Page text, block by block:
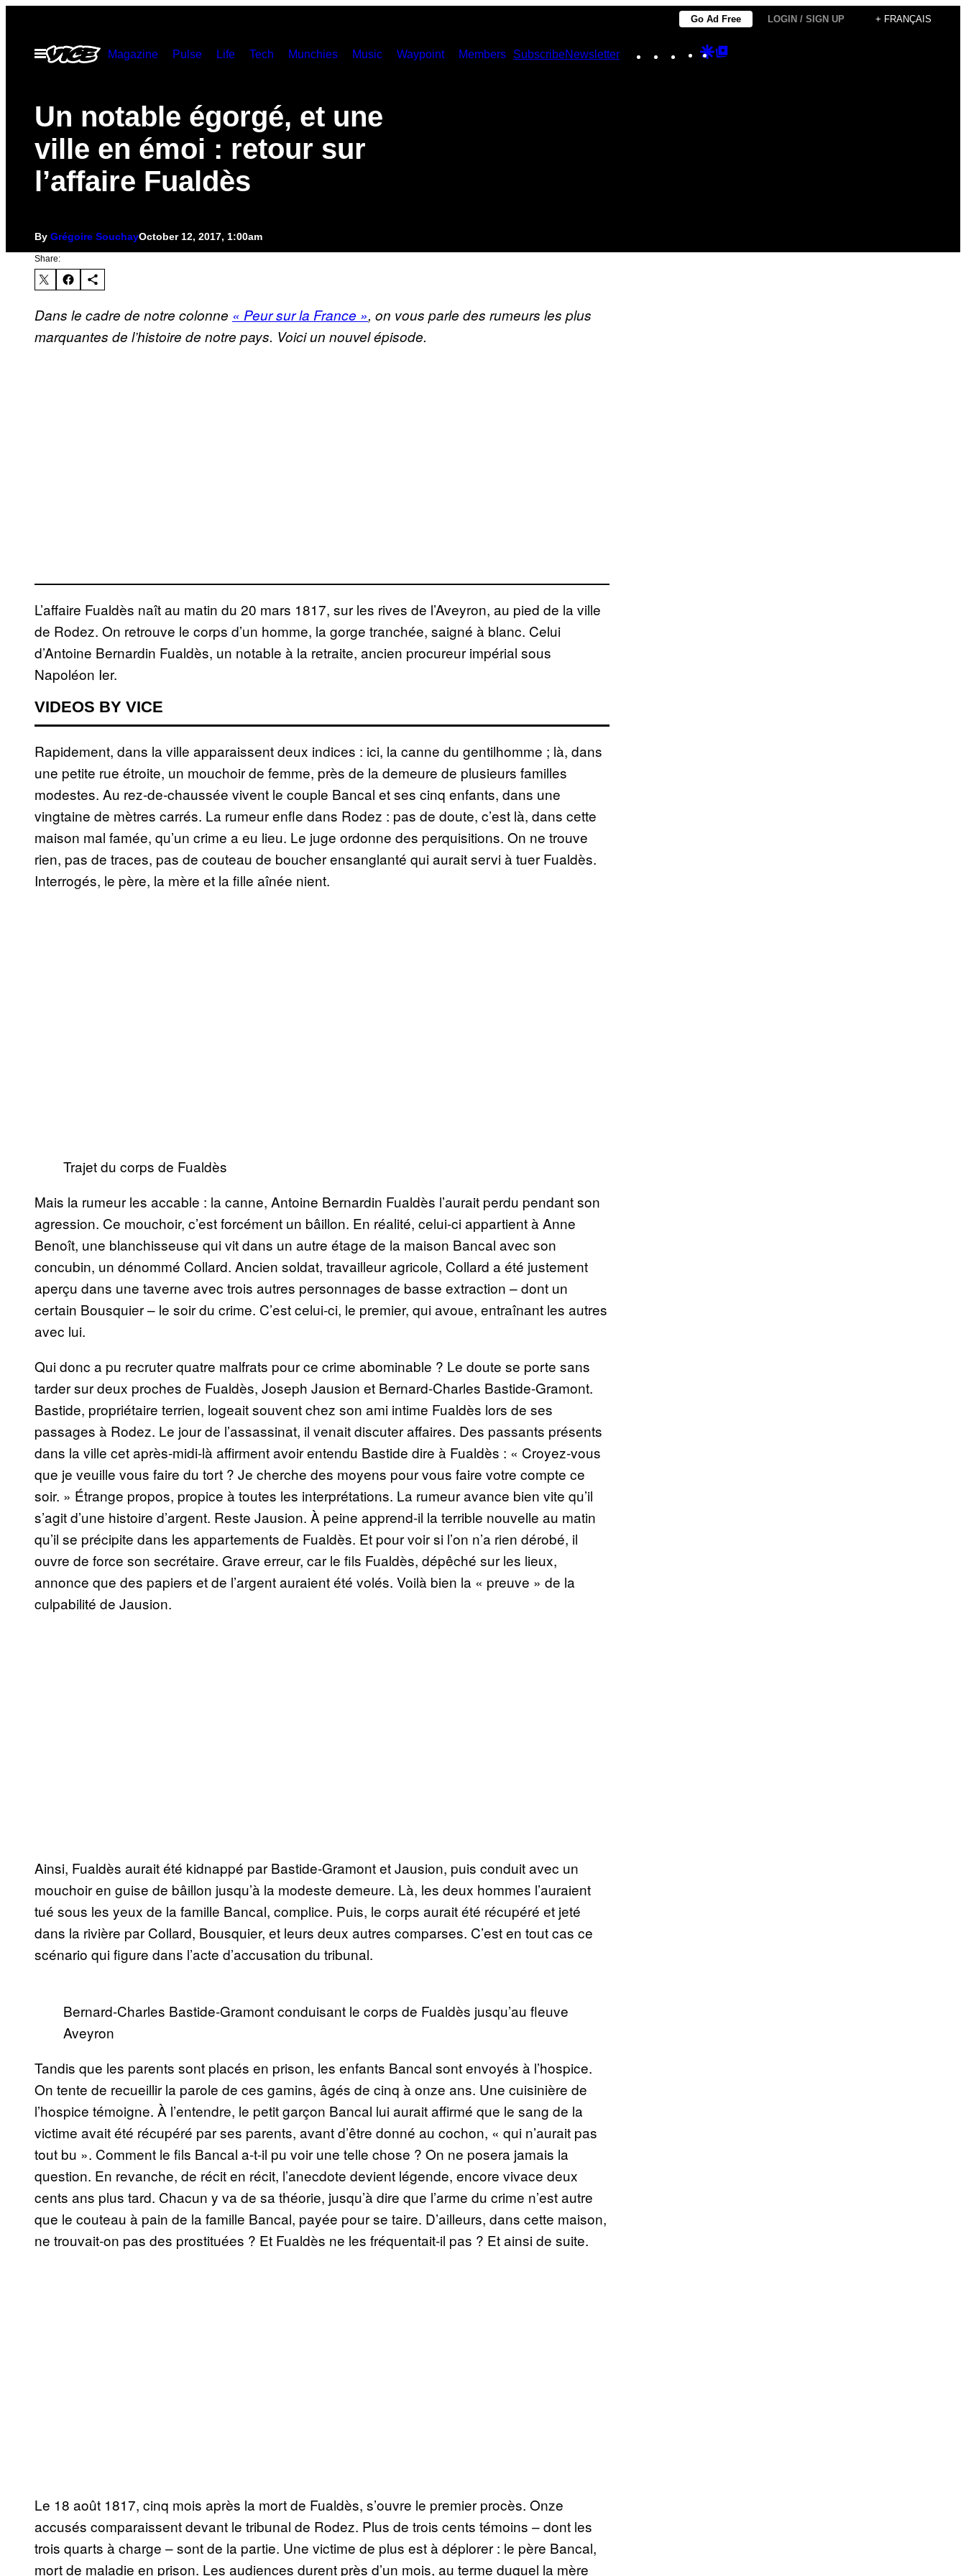
content
Go Ad Free LOGIN / SIGN UP + FRANÇAIS
Open
Menu
Magazine Pulse Life Tech Munchies Music Waypoint Members SubscribeNewsletter Instagram
TikTokYouTube
Google
Un notable égorgé, et une
ville en émoi : retour sur
l’affaire Fualdès
By Grégoire SouchayOctober 12, 2017, 1:00am
Share:
Dans le cadre de notre colonne « Peur sur la France », on vous parle des rumeurs les plus
marquantes de l’histoire de notre pays. Voici un nouvel épisode.
L’affaire Fualdès naît au matin du 20 mars 1817, sur les rives de l’Aveyron, au pied de la ville
de Rodez. On retrouve le corps d’un homme, la gorge tranchée, saigné à blanc. Celui
d’Antoine Bernardin Fualdès, un notable à la retraite, ancien procureur impérial sous
Napoléon Ier.
VIDEOS BY VICE
Rapidement, dans la ville apparaissent deux indices : ici, la canne du gentilhomme ; là, dans
une petite rue étroite, un mouchoir de femme, près de la demeure de plusieurs familles
modestes. Au rez-de-chaussée vivent le couple Bancal et ses cinq enfants, dans une
vingtaine de mètres carrés. La rumeur enfle dans Rodez : pas de doute, c’est là, dans cette
maison mal famée, qu’un crime a eu lieu. Le juge ordonne des perquisitions. On ne trouve
rien, pas de traces, pas de couteau de boucher ensanglanté qui aurait servi à tuer Fualdès.
Interrogés, le père, la mère et la fille aînée nient.
Trajet du corps de Fualdès
Mais la rumeur les accable : la canne, Antoine Bernardin Fualdès l’aurait perdu pendant son
agression. Ce mouchoir, c’est forcément un bâillon. En réalité, celui-ci appartient à Anne
Benoît, une blanchisseuse qui vit dans un autre étage de la maison Bancal avec son
concubin, un dénommé Collard. Ancien soldat, travailleur agricole, Collard a été justement
aperçu dans une taverne avec trois autres personnages de basse extraction – dont un
certain Bousquier – le soir du crime. C’est celui-ci, le premier, qui avoue, entraînant les autres
avec lui.
Qui donc a pu recruter quatre malfrats pour ce crime abominable ? Le doute se porte sans
tarder sur deux proches de Fualdès, Joseph Jausion et Bernard-Charles Bastide-Gramont.
Bastide, propriétaire terrien, logeait souvent chez son ami intime Fualdès lors de ses
passages à Rodez. Le jour de l’assassinat, il venait discuter affaires. Des passants présents
dans la ville cet après-midi-là affirment avoir entendu Bastide dire à Fualdès : « Croyez-vous
que je veuille vous faire du tort ? Je cherche des moyens pour vous faire votre compte ce
soir. » Étrange propos, propice à toutes les interprétations. La rumeur avance bien vite qu’il
s’agit d’une histoire d’argent. Reste Jausion. À peine apprend-il la terrible nouvelle au matin
qu’il se précipite dans les appartements de Fualdès. Et pour voir si l’on n’a rien dérobé, il
ouvre de force son secrétaire. Grave erreur, car le fils Fualdès, dépêché sur les lieux,
annonce que des papiers et de l’argent auraient été volés. Voilà bien la « preuve » de la
culpabilité de Jausion.
Ainsi, Fualdès aurait été kidnappé par Bastide-Gramont et Jausion, puis conduit avec un
mouchoir en guise de bâillon jusqu’à la modeste demeure. Là, les deux hommes l’auraient
tué sous les yeux de la famille Bancal, complice. Puis, le corps aurait été récupéré et jeté
dans la rivière par Collard, Bousquier, et leurs deux autres comparses. C’est en tout cas ce
scénario qui figure dans l’acte d’accusation du tribunal.
Bernard-Charles Bastide-Gramont conduisant le corps de Fualdès jusqu’au fleuve
Aveyron
Tandis que les parents sont placés en prison, les enfants Bancal sont envoyés à l’hospice.
On tente de recueillir la parole de ces gamins, âgés de cinq à onze ans. Une cuisinière de
l’hospice témoigne. À l’entendre, le petit garçon Bancal lui aurait affirmé que le sang de la
victime avait été récupéré par ses parents, avant d’être donné au cochon, « qui n’aurait pas
tout bu ». Comment le fils Bancal a-t-il pu voir une telle chose ? On ne posera jamais la
question. En revanche, de récit en récit, l’anecdote devient légende, encore vivace deux
cents ans plus tard. Chacun y va de sa théorie, jusqu’à dire que l’arme du crime n’est autre
que le couteau à pain de la famille Bancal, payée pour se taire. D’ailleurs, dans cette maison,
ne trouvait-on pas des prostituées ? Et Fualdès ne les fréquentait-il pas ? Et ainsi de suite.
Le 18 août 1817, cinq mois après la mort de Fualdès, s’ouvre le premier procès. Onze
accusés comparaissent devant le tribunal de Rodez. Plus de trois cents témoins – dont les
trois quarts à charge – sont de la partie. Une victime de plus est à déplorer : le père Bancal,
mort de maladie en prison. Les audiences durent près d’un mois, au terme duquel la mère